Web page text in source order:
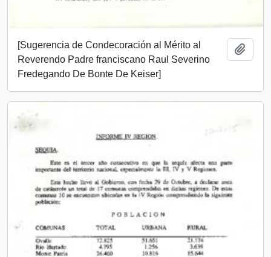
[Sugerencia de Condecoración al Mérito al
Reverendo Padre franciscano Raul Severino
Fredegando De Bonte De Keiser]